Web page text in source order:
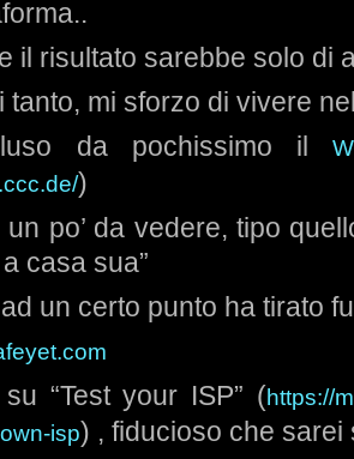
il risultato sarebbe solo di
tanto, mi sforzo di vivere
da pochissimo il
)
po’ da vedere, tipo
casa sua”
ad un certo punto ha tirato
“Test your ISP” (https://
isp) , fiducioso che sarei